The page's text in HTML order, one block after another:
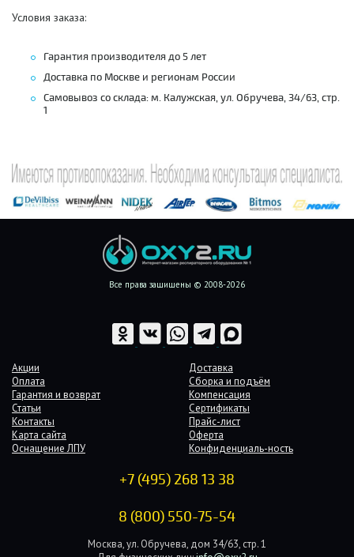
Условия заказа:
Гарантия производителя до 5 лет
Доставка по Москве и регионам России
Самовывоз со склада: м. Калужская, ул. Обручева, 34/63, стр.
1
Все права защищены © 2008-2026
Акции
Доставка
Оплата
Сборка и подъём
Гарантия и возврат
Компенсация
Статьи
Сертификаты
Контакты
Прайс-лист
Карта сайта
Оферта
Оснащение ЛПУ
Конфиденциаль-ность
+7 (495) 268 13 38
8 (800) 550-75-54
Москва, ул. Обручева, дом 34/63, стр. 1